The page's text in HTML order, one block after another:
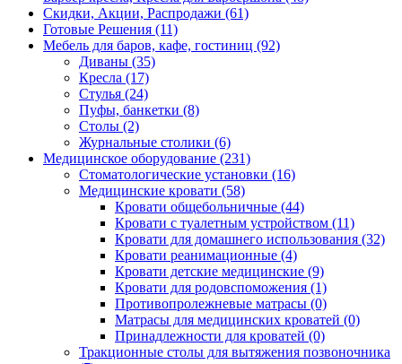
Скидки, Акции, Распродажи (61)
Готовые Решения (11)
Мебель для баров, кафе, гостиниц (92)
Диваны (35)
Кресла (17)
Стулья (24)
Пуфы, банкетки (8)
Столы (2)
Журнальные столики (6)
Медицинское оборудование (231)
Стоматологические установки (16)
Медицинские кровати (58)
Кровати общебольничные (44)
Кровати с туалетным устройством (11)
Кровати для домашнего использования (32)
Кровати реанимационные (4)
Кровати детские медицинские (9)
Кровати для родовспоможения (1)
Противопролежневые матрасы (0)
Матрасы для медицинских кроватей (0)
Принадлежности для кроватей (0)
Тракционные столы для вытяжения позвоночника